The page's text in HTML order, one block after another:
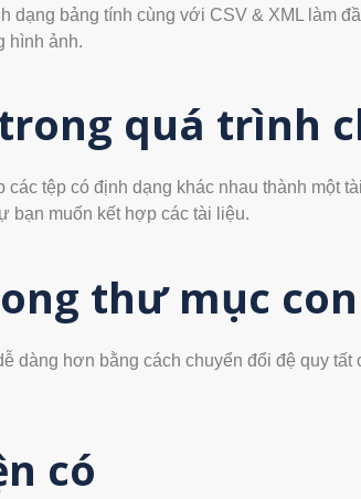
dạng bảng tính cùng với CSV & XML làm
hình ảnh.
quá trình
tệp có định dạng khác nhau thành một
bạn muốn kết hợp các tài liệu.
thư mục con
dàng hơn bằng cách chuyển đổi đệ quy
có